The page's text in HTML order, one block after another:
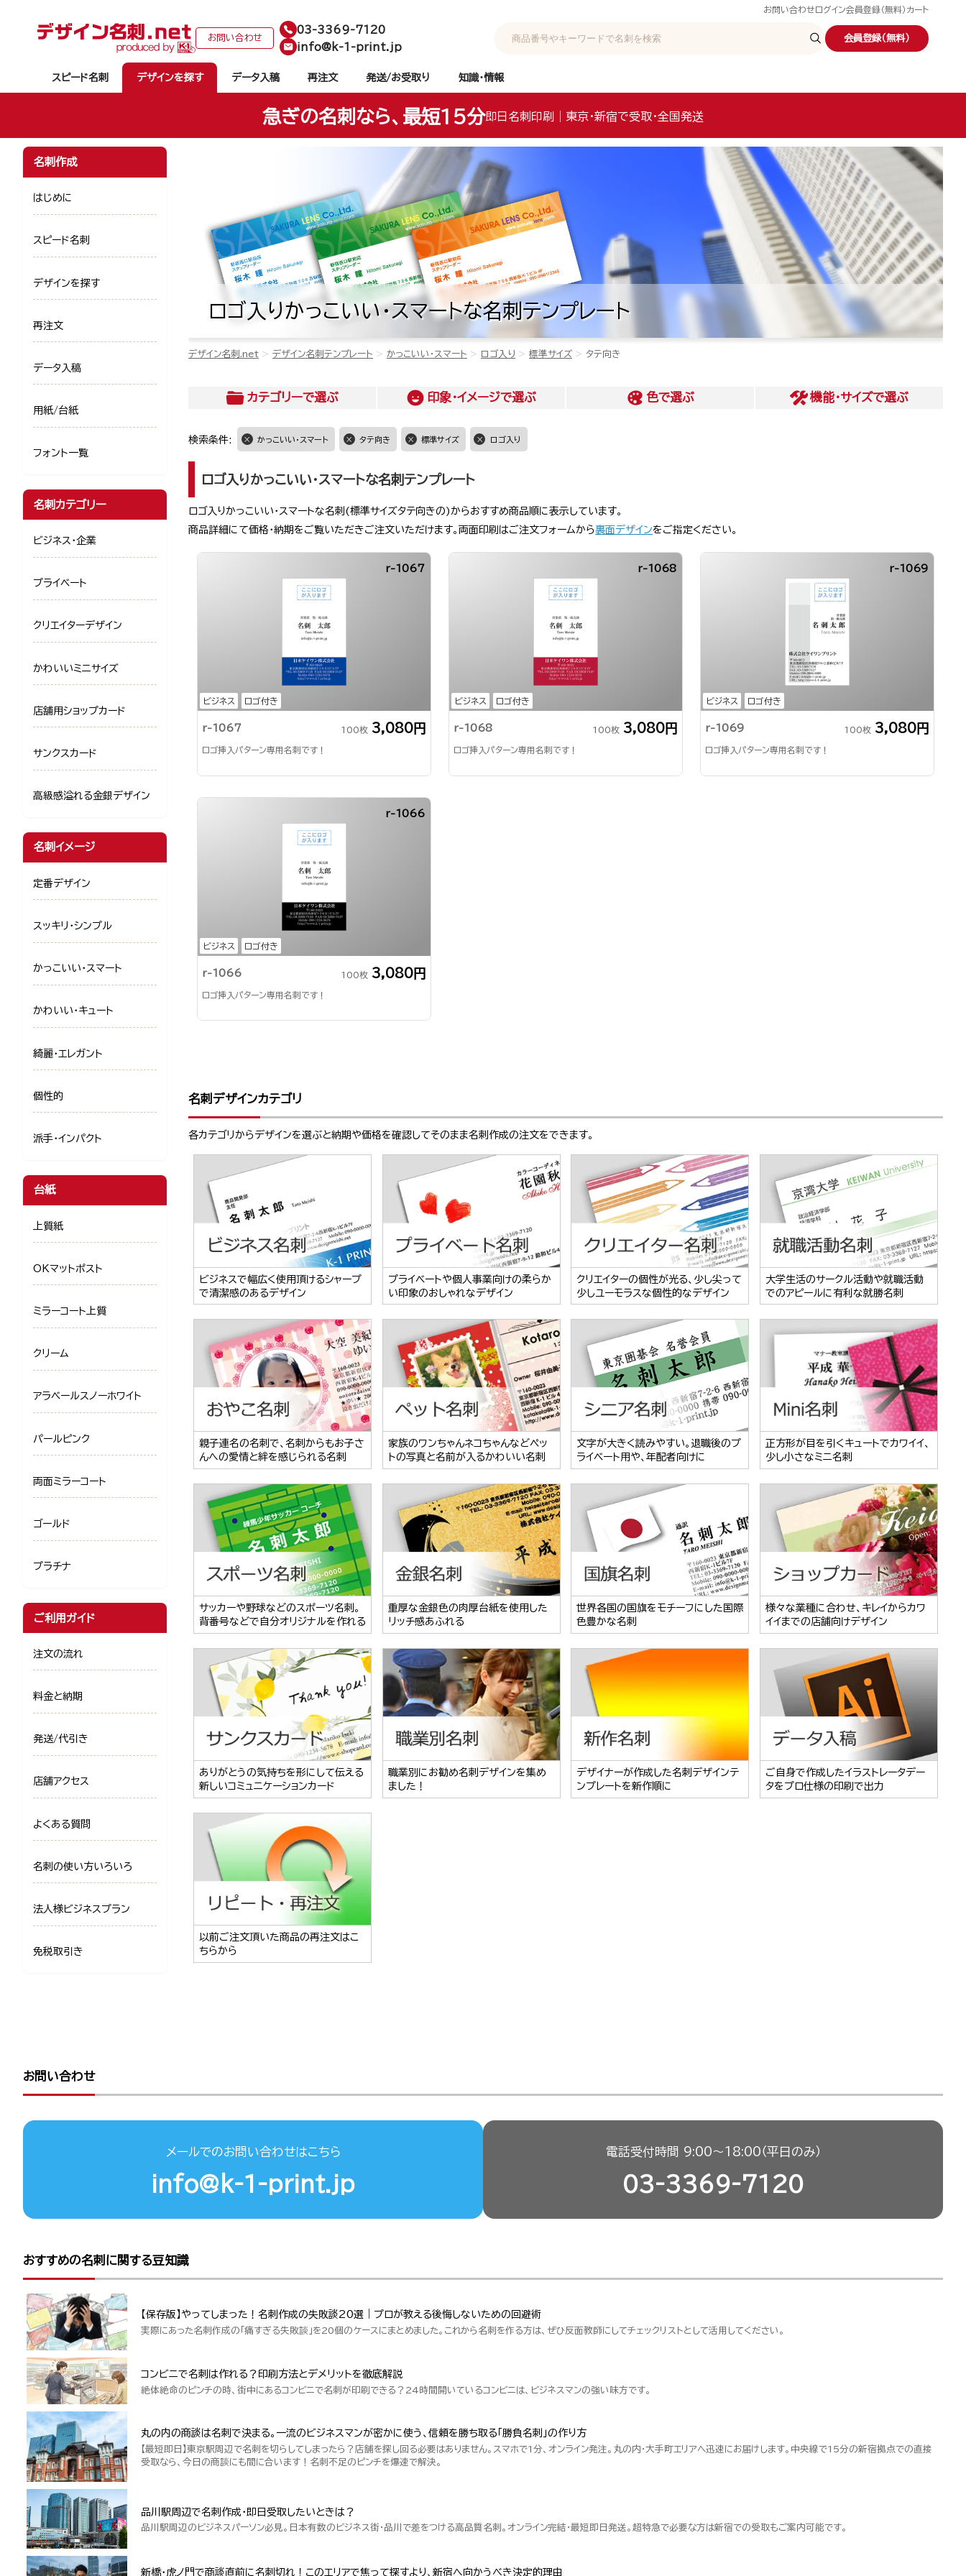
お問い合わせ ログイン会員登録（無料） カート
お問い合わせ
03-3369-7120
info@k-1-print.jp
会員登録（無料）
スピード名刺 デザインを探す データ入稿 再注文 発送/お受取り 知識・情報
急ぎの名刺なら、最短15分即日名刺印刷｜東京・新宿で受取・全国発送
ロゴ入りかっこいい・スマートな名刺テンプレート
デザイン名刺.net デザイン名刺テンプレート かっこいい・スマート ロゴ入り 標準サイズ タテ向き
カテゴリーで選ぶ 印象・イメージで選ぶ 色で選ぶ 機能・サイズで選ぶ
検索条件: かっこいい・スマート タテ向き 標準サイズ ロゴ入り
ロゴ入りかっこいい・スマートな名刺テンプレート
ロゴ入りかっこいい・スマートな名刺(標準サイズタテ向きの)からおすすめ商品順に表示しています。
商品詳細にて価格・納期をご覧いただきご注文いただけます。両面印刷はご注文フォームから裏面デザインをご指定ください。
ビジネス ロゴ付き
r-1067
r-1067 100枚 3,080円
ロゴ挿入パターン専用名刺です！
ビジネス ロゴ付き
r-1068
r-1068 100枚 3,080円
ロゴ挿入パターン専用名刺です！
ビジネス ロゴ付き
r-1069
r-1069 100枚 3,080円
ロゴ挿入パターン専用名刺です！
ビジネス ロゴ付き
r-1066
r-1066 100枚 3,080円
ロゴ挿入パターン専用名刺です！
名刺デザインカテゴリ
各カテゴリからデザインを選ぶと納期や価格を確認してそのまま名刺作成の注文をできます。
ビジネスで幅広く使用頂けるシャープ
で清潔感のあるデザイン
プライベートや個人事業向けの柔らか
い印象のおしゃれなデザイン
クリエイターの個性が光る、少し尖って
少しユーモラスな個性的なデザイン
大学生活のサークル活動や就職活動
でのアピールに有利な就勝名刺
親子連名の名刺で、名刺からもお子さ
んへの愛情と絆を感じられる名刺
家族のワンちゃんネコちゃんなどペッ
トの写真と名前が入るかわいい名刺
文字が大きく読みやすい。退職後のプ
ライベート用や、年配者向けに
正方形が目を引くキュートでカワイイ、
少し小さなミニ名刺
サッカーや野球などのスポーツ名刺。
背番号などで自分オリジナルを作れる
重厚な金銀色の肉厚台紙を使用した
リッチ感あふれる
世界各国の国旗をモチーフにした国際
色豊かな名刺
様々な業種に合わせ、キレイからカワ
イイまでの店舗向けデザイン
ありがとうの気持ちを形にして伝える
新しいコミュニケーションカード
職業別にお勧め名刺デザインを集め
ました！
デザイナーが作成した名刺デザインテ
ンプレートを新作順に
ご自身で作成したイラストレータデー
タをプロ仕様の印刷で出力
以前ご注文頂いた商品の再注文はこ
ちらから
名刺作成
はじめに
スピード名刺
デザインを探す
再注文
データ入稿
用紙/台紙
フォント一覧
名刺カテゴリー
ビジネス・企業
プライベート
クリエイターデザイン
かわいいミニサイズ
店舗用ショップカード
サンクスカード
高級感溢れる金銀デザイン
名刺イメージ
定番デザイン
スッキリ・シンプル
かっこいい・スマート
かわいい・キュート
綺麗・エレガント
個性的
派手・インパクト
台紙
上質紙
OKマットポスト
ミラーコート上質
クリーム
アラベールスノーホワイト
パールピンク
両面ミラーコート
ゴールド
プラチナ
ご利用ガイド
注文の流れ
料金と納期
発送/代引き
店舗アクセス
よくある質問
名刺の使い方いろいろ
法人様ビジネスプラン
免税取引き
お問い合わせ
メールでのお問い合わせはこちら
info@k-1-print.jp
電話受付時間 9:00〜18:00（平日のみ）
03-3369-7120
おすすめの名刺に関する豆知識
【保存版】やってしまった！名刺作成の失敗談20選｜プロが教える後悔しないための回避術
実際にあった名刺作成の「痛すぎる失敗談」を20個のケースにまとめました。これから名刺を作る方は、ぜひ反面教師にしてチェックリストとして活用してください。
コンビニで名刺は作れる？印刷方法とデメリットを徹底解説
絶体絶命のピンチの時、街中にあるコンビニで名刺が印刷できる？24時間開いているコンビニは、ビジネスマンの強い味方です。
丸の内の商談は名刺で決まる。一流のビジネスマンが密かに使う、信頼を勝ち取る「勝負名刺」の作り方
【最短即日】東京駅周辺で名刺を切らしてしまったら？店舗を探し回る必要はありません。スマホで1分、オンライン発注。丸の内・大手町エリアへ迅速にお届けします。中央線で15分の新宿拠点での直接
受取なら、今日の商談にも間に合います！名刺不足のピンチを爆速で解決。
品川駅周辺で名刺作成・即日受取したいときは？
品川駅周辺のビジネスパーソン必見。日本有数のビジネス街・品川で差をつける高品質名刺。オンライン完結・最短即日発送。超特急で必要な方は新宿での受取もご案内可能です。
新橋・虎ノ門で商談直前に名刺切れ！このエリアで焦って探すより、新宿へ向かうべき決定的理由